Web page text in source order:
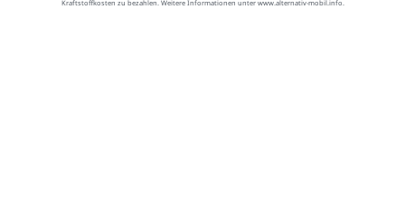
Kraftstoffkosten zu bezahlen. Weitere Informationen unter www.alternativ-mobil.info.